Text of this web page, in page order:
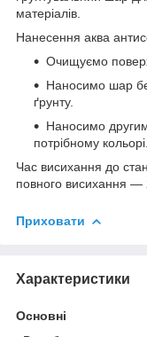
матеріалів.
Нанесення аква
Очищуємо
Наносимо шар
ґрунту.
Наносимо
потрібному кольорі.
Час висихання до
повного висихання —
Приховати
Характеристики
Основні